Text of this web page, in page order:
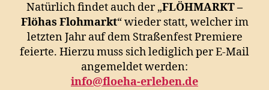
Natürlich findet auch der „FLÖHMARKT –
Flöhas Flohmarkt“ wieder statt, welcher im
letzten Jahr auf dem Straßenfest Premiere
feierte. Hierzu muss sich lediglich per E-Mail
angemeldet werden:
info@floeha-erleben.de